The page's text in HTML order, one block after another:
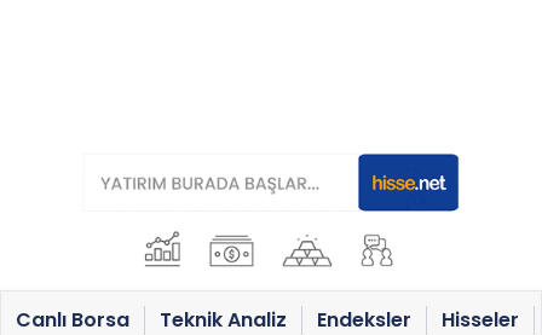
Canlı Borsa Teknik Analiz Endeksler Hisseler